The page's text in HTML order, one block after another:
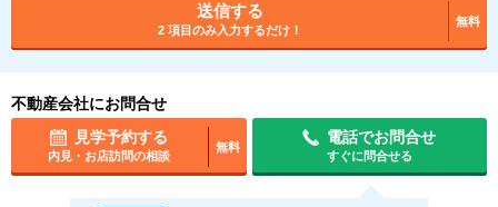
送信する
2 項目のみ入力するだけ！
無料
不動産会社にお問合せ
見学予約する
内見・お店訪問の相談
無料
電話でお問合せ
すぐに問合せる